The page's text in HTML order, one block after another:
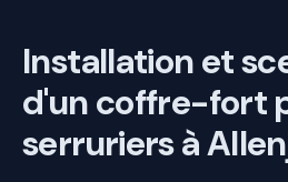
Installation et
d'un coffre-fort
serruriers à